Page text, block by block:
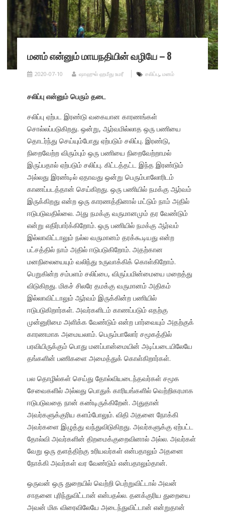
மனம் என்னும் மாயநதியின் வழியே – 8
2020-07-10 ஷாஹுல் ஹமீது உமரீ சலிப்பு, மனம்
சலிப்பு என்னும் பெரும் தடை
சலிப்பு ஏற்பட இரண்டு வகையான காரணங்கள்
சொல்லப்படுகிறது. ஒன்று, ஆர்வமில்லாத ஒரு பணியை
தொடர்ந்து செய்யும்போது ஏற்படும் சலிப்பு. இரண்டு,
நிறைவேற்ற விரும்பும் ஒரு பணியை நிறைவேற்றாமல்
இருப்பதால் ஏற்படும் சலிப்பு. கிட்டத்தட்ட இந்த இரண்டும்
அல்லது இரண்டில் ஏதாவது ஒன்று பெரும்பாலோரிடம்
காணப்படத்தான் செய்கிறது. ஒரு பணியில் நமக்கு ஆர்வம்
இருக்கிறது என்ற ஒரு காரணத்தினால் மட்டும் நாம் அதில்
ஈடுபடுவதில்லை. அது நமக்கு வருமானமும் தர வேண்டும்
என்று எதிர்பார்க்கிறோம். ஒரு பணியில் நமக்கு ஆர்வம்
இல்லாவிட்டாலும் நல்ல வருமானம் தரக்கூடியது என்ற
பட்சத்தில் நாம் அதில் ஈடுபடுகிறோம். அதற்கான
மனநிலையையும் வலிந்து உருவாக்கிக் கொள்கிறோம்.
பெறுகின்ற சம்பளம் சலிப்பை, விருப்பமின்மையை மறைத்து
விடுகிறது. மிகச் சிலரே தமக்கு வருமானம் அதிகம்
இல்லாவிட்டாலும் ஆர்வம் இருக்கின்ற பணியில்
ஈடுபடுகிறார்கள். அவர்களிடம் காணப்படும் எதற்கு
முன்னுரிமை அளிக்க வேண்டும் என்ற பார்வையும் அதற்குக்
காரணமாக அமையலாம். பெரும்பாலோர் சமூகத்தில்
பரவியிருக்கும் பொது மனப்பான்மையின் அடிப்படையிலேயே
தங்களின் பணிகளை அமைத்துக் கொள்கிறார்கள்.
பல தொழில்கள் செய்து தோல்வியடைந்தவர்கள் சமூக
சேவைகளில் அல்லது பொதுக் காரியங்களில் வெற்றிகரமாக
ஈடுபடுவதை நான் கண்டிருக்கிறேன். அதுதான்
அவர்களுக்குரிய களம்போலும். விதி அதனை நோக்கி
அவர்களை இழுத்து வந்துவிடுகிறது. அவர்களுக்கு ஏற்பட்ட
தோல்வி அவர்களின் திறமைக்குறைவினால் அல்ல. அவர்கள்
வேறு ஒரு தளத்திற்கு உரியவர்கள் என்பதாலும் அதனை
நோக்கி அவர்கள் வர வேண்டும் என்பதாலும்தான்.
ஒருவன் ஒரு துறையில் வெற்றி பெற்றுவிட்டால் அவன்
சாதனை புரிந்துவிட்டான் என்பதல்ல. தனக்குரிய துறையை
அவன் மிக விரைவிலேயே அடைந்துவிட்டான் என்றுதான்